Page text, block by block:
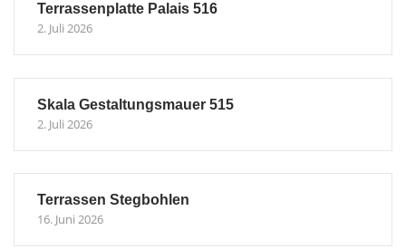
Terrassenplatte Palais 516
2. Juli 2026
Skala Gestaltungsmauer 515
2. Juli 2026
Terrassen Stegbohlen
16. Juni 2026